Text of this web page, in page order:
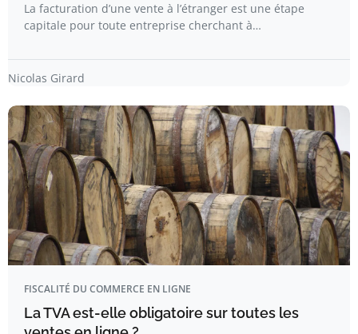
La facturation d’une vente à l’étranger est une étape
capitale pour toute entreprise cherchant à…
Nicolas Girard
FISCALITÉ DU COMMERCE EN LIGNE
La TVA est-elle obligatoire sur toutes les